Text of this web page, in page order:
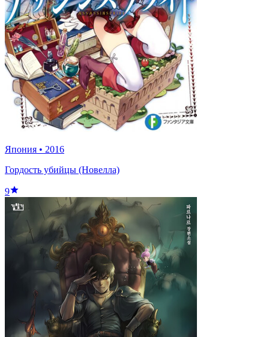
Япония • 2016
Гордость убийцы (Новелла)
9